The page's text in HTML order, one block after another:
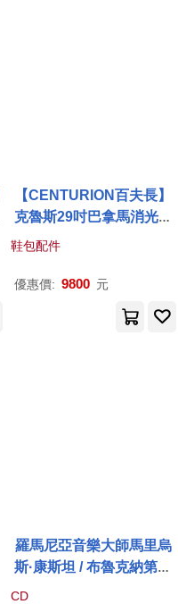
【CENTURION百夫長】
克魯斯29吋巴拿馬消光金
鞋包配件
優惠價: 9800 元
羅馬尼亞音樂大師馬里烏
斯·康斯坦 / 布魯克納第七
號交響曲(Marius Consta
CD